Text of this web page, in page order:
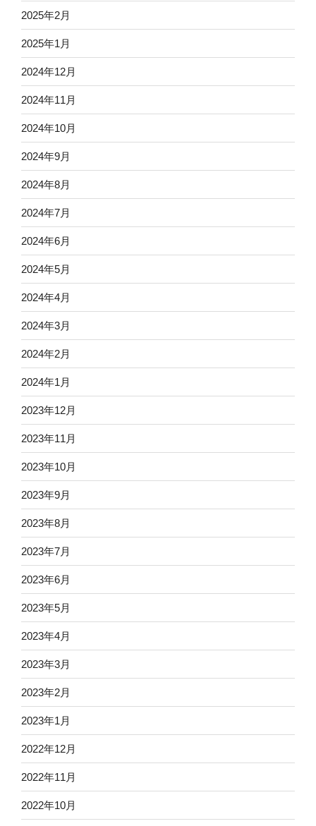
2025年2月
2025年1月
2024年12月
2024年11月
2024年10月
2024年9月
2024年8月
2024年7月
2024年6月
2024年5月
2024年4月
2024年3月
2024年2月
2024年1月
2023年12月
2023年11月
2023年10月
2023年9月
2023年8月
2023年7月
2023年6月
2023年5月
2023年4月
2023年3月
2023年2月
2023年1月
2022年12月
2022年11月
2022年10月